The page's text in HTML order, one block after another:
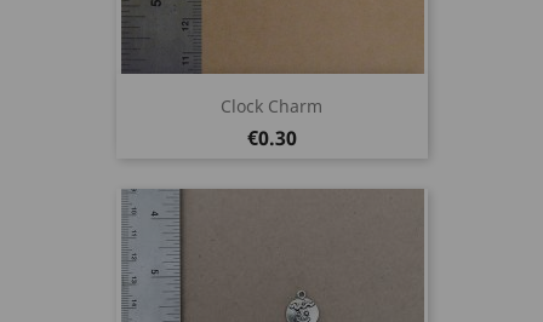
Clock Charm
Price
€0.30